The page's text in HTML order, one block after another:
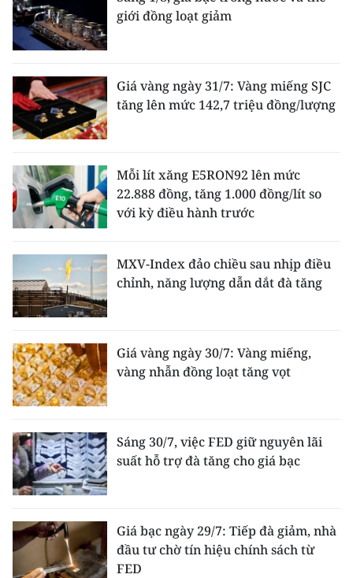
giới đồng loạt giảm
Giá vàng ngày 31/7: Vàng miếng SJC
tăng lên mức 142,7 triệu đồng/lượng
Mỗi lít xăng E5RON92 lên mức
22.888 đồng, tăng 1.000 đồng/lít so
với kỳ điều hành trước
MXV-Index đảo chiều sau nhịp điều
chỉnh, năng lượng dẫn dắt đà tăng
Giá vàng ngày 30/7: Vàng miếng,
vàng nhẫn đồng loạt tăng vọt
Sáng 30/7, việc FED giữ nguyên lãi
suất hỗ trợ đà tăng cho giá bạc
Giá bạc ngày 29/7: Tiếp đà giảm, nhà
đầu tư chờ tín hiệu chính sách từ
FED